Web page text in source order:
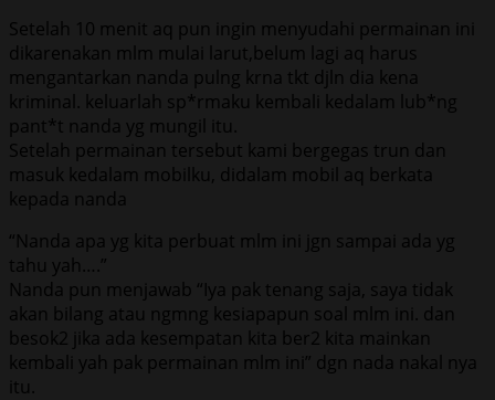
Setelah 10 menit aq pun ingin menyudahi permainan ini
dikarenakan mlm mulai larut,belum lagi aq harus
mengantarkan nanda pulng krna tkt djln dia kena
kriminal. keluarlah sp*rmaku kembali kedalam lub*ng
pant*t nanda yg mungil itu.
Setelah permainan tersebut kami bergegas trun dan
masuk kedalam mobilku, didalam mobil aq berkata
kepada nanda
“Nanda apa yg kita perbuat mlm ini jgn sampai ada yg
tahu yah….”
Nanda pun menjawab “Iya pak tenang saja, saya tidak
akan bilang atau ngmng kesiapapun soal mlm ini. dan
besok2 jika ada kesempatan kita ber2 kita mainkan
kembali yah pak permainan mlm ini” dgn nada nakal nya
itu.